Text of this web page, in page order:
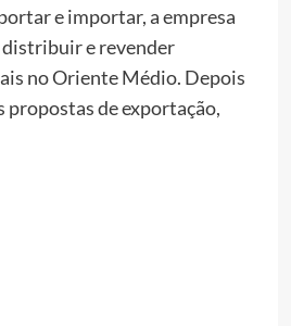
e importar, a empresa
e revender
no Oriente Médio. Depois
propostas de exportação,